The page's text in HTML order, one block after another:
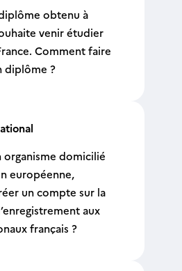
obtenu à
venir étudier
Comment faire
diplôme ?
organisme domicilié
européenne,
un compte sur la
aux
français ?